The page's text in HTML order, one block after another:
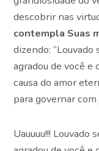
descobrir nas
contempla Suas
dizendo: “Louvado
agradou de você
causa do amor
para governar
Uauuuu!!! Louvado